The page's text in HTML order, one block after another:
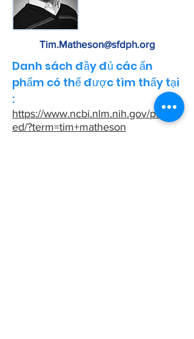
Tim.Matheson@sfdph.org
Danh sách đầy đủ các ấn
phẩm có thể được tìm thấy tại
:
https://www.ncbi.nlm.nih.gov/pubm
ed/?term=tim+matheson